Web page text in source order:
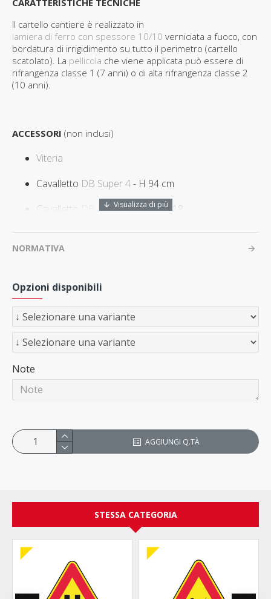
CARATTERISTICHE TECNICHE
Il cartello cantiere è realizzato in
lamiera di ferro con spessore 10/10 verniciata a fuoco, con
bordatura di irrigidimento su tutto il perimetro (cartello
scatolato). La pellicola che viene applicata può essere di
rifrangenza classe 1 (7 anni) o di alta rifrangenza classe 2
(10 anni).
ACCESSORI (non inclusi)
Viteria
Cavalletto DB Super 4- H 94 cm
Cavalletto
DB Super 4 alto- H 118
NORMATIVA
Opzioni disponibili
Note
AGGIUNGI Q.TÀ
STESSA CATEGORIA